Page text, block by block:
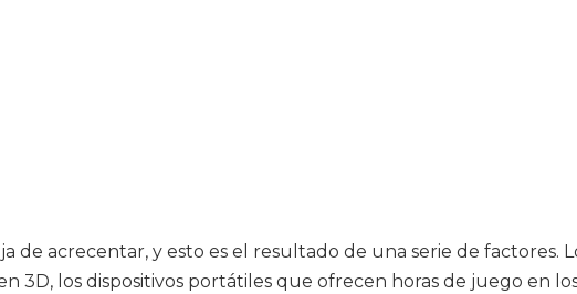
de acrecentar, y esto es el resultado de una serie de factores.
3D, los dispositivos portátiles que ofrecen horas de juego en